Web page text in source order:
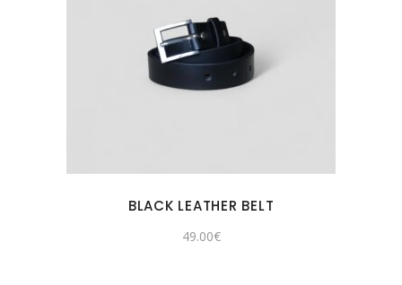
BLACK LEATHER BELT
49.00€